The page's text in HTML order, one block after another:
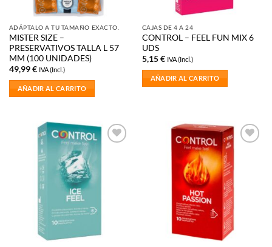
ADÁPTALO A TU TAMAÑO EXACTO.
MISTER SIZE –
PRESERVATIVOS TALLA L 57
MM (100 UNIDADES)
49,99€ IVA (Incl.)
AÑADIR AL CARRITO
CAJAS DE 4 A 24
CONTROL – FEEL FUN MIX 6
UDS
5,15€ IVA (Incl.)
AÑADIR AL CARRITO